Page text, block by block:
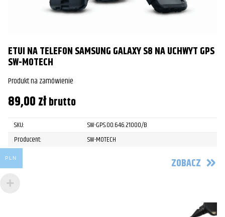
ETUI NA TELEFON SAMSUNG GALAXY S8 NA UCHWYT GPS
SW-MOTECH
Produkt na zamówienie
89,00złbrutto
SKU:
SW-GPS.00.646.21000/B
Producent:
SW-MOTECH
ZOBACZ
PLN